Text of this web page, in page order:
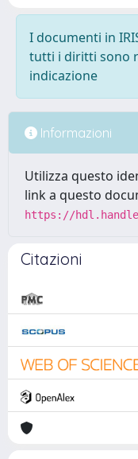
I documenti in
tutti i diritti sono
indicazione
Informazioni
Utilizza questo
link a questo
https://
Citazioni